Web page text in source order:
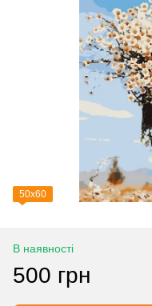
50х60
В наявності
500 грн